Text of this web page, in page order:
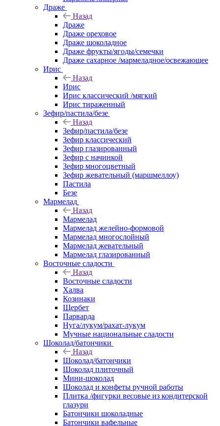
Драже
Назад
Драже
Драже ореховое
Драже шоколадное
Драже фрукты/ягоды/семечки
Драже сахарное /мармеладное/освежающее
Ирис
Назад
Ирис
Ирис классический /мягкий
Ирис тираженный
Зефир/пастила/безе
Назад
Зефир/пастила/безе
Зефир классический
Зефир глазированный
Зефир с начинкой
Зефир многоцветный
Зефир жевательный (маршмеллоу)
Пастила
Безе
Мармелад
Назад
Мармелад
Мармелад желейно-формовой
Мармелад многослойный
Мармелад жевательный
Мармелад глазированный
Восточные сладости
Назад
Восточные сладости
Халва
Козинаки
Щербет
Парварда
Нуга/лукум/рахат-лукум
Мучные национальные сладости
Шоколад/батончики
Назад
Шоколад/батончики
Шоколад плиточный
Мини-шоколад
Шоколад и конфеты ручной работы
Плитка /фигурки весовые из кондитерской
глазури
Батончики шоколадные
Батончики вафельные